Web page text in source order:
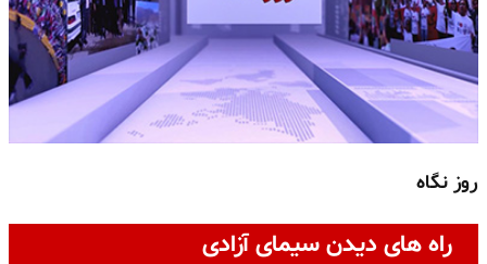
روز نگاه
راه های دیدن سیمای آزادی